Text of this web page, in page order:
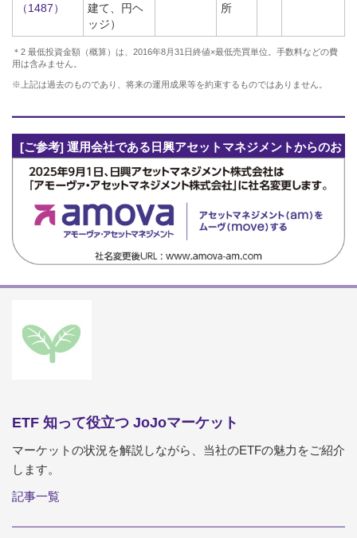
（1487）
建て、円ヘ
ッジ）
所
＊2 最低投資金額（概算）は、2016年8月31日終値×最低売買単位。手数料などの費
用は含みません。
※上記は過去のものであり、将来の運用成果等を約束するものではありません。
[ご参考] 運用会社である日興アセットマネジメントからのお
知らせ
ETF 知って役立つ JoJoマーケット
マーケットの状況を解説しながら、当社のETFの魅力をご紹介
します。
記事一覧